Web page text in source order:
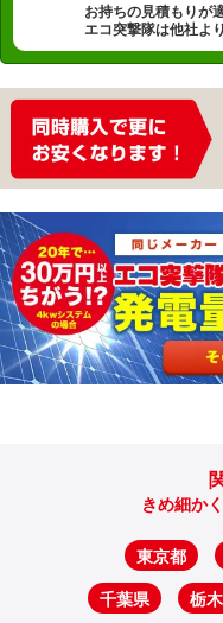
お持ちの見積もりが
エコ突撃隊は他社よ
きめ細か
東京都
千葉県 栃